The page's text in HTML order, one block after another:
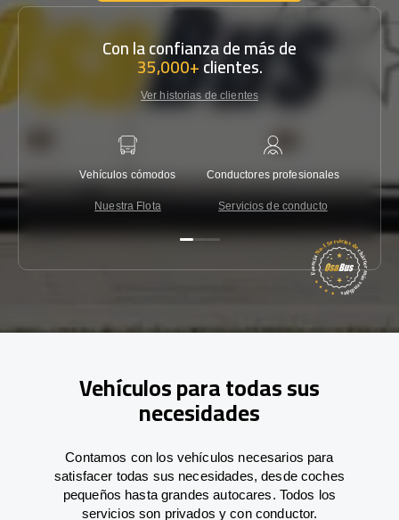
Con la confianza de más de
35,000+clientes.
Ver historias de clientes
Vehículos cómodos
Nuestra Flota
Conductores profesionales
Servicios de conducto
Vehículos para todas sus
necesidades
Contamos con los vehículos necesarios para
satisfacer todas sus necesidades, desde coches
pequeños hasta grandes autocares. Todos los
servicios son privados y con conductor.